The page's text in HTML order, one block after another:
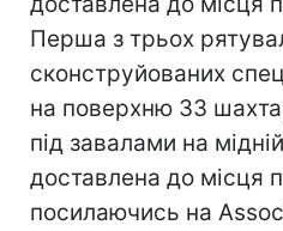
Перша з трьох
сконструйованих
на поверхню 33
під завалами на
доставлена до місця
посилаючись на